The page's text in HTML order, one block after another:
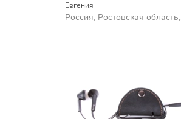
Евгения
Россия, Ростовская область,